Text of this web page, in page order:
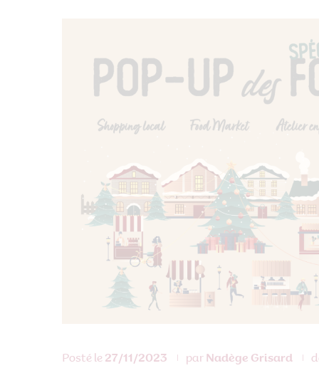
Posté le 27/11/2023 par Nadège Grisard